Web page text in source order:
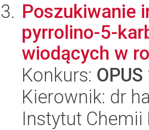
Poszukiwanie
pyrrolino-5-
wiodących w
Konkurs:
Kierownik: dr
Instytut Chemii